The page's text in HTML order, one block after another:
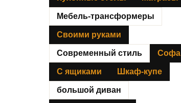
Мебель-трансформеры
Своими руками
Современный стиль Софа
С ящиками Шкаф-купе
большой диван